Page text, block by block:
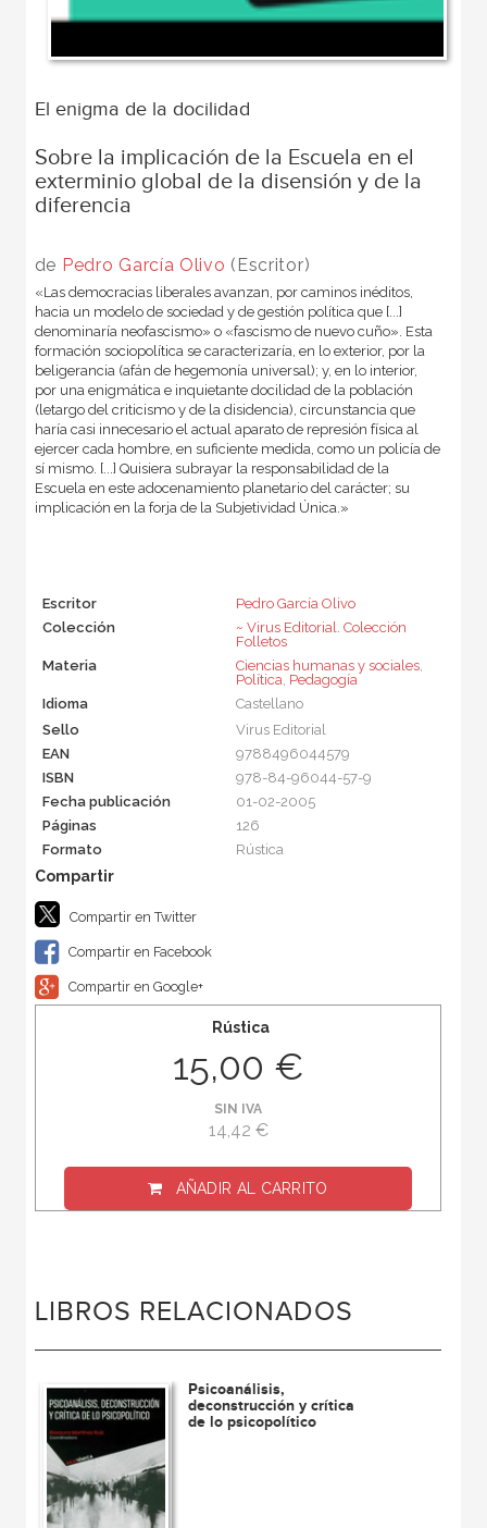
El enigma de la docilidad
Sobre la implicación de la Escuela en el
exterminio global de la disensión y de la
diferencia
de Pedro García Olivo (Escritor)
«Las democracias liberales avanzan, por caminos inéditos,
hacia un modelo de sociedad y de gestión política que [...]
denominaría neofascismo» o «fascismo de nuevo cuño». Esta
formación sociopolítica se caracterizaría, en lo exterior, por la
beligerancia (afán de hegemonía universal); y, en lo interior,
por una enigmática e inquietante docilidad de la población
(letargo del criticismo y de la disidencia), circunstancia que
haría casi innecesario el actual aparato de represión física al
ejercer cada hombre, en suficiente medida, como un policía de
sí mismo. [...] Quisiera subrayar la responsabilidad de la
Escuela en este adocenamiento planetario del carácter; su
implicación en la forja de la Subjetividad Única.»
Escritor
Pedro García Olivo
Colección
~ Virus Editorial. Colección
Folletos
Materia
Ciencias humanas y sociales,
Política Pedagogía
Idioma
Castellano
Sello
Virus Editorial
EAN
9788496044579
ISBN
978-84-96044-57-9
Fecha publicación
01-02-2005
Páginas
126
Formato
Rústica
Compartir en Twitter
Compartir en Facebook
Compartir en Google+
Rústica
15,00 €
SIN IVA
14,42 €
AÑADIR AL CARRITO
LIBROS RELACIONADOS
Psicoanálisis,
deconstrucción y crítica
de lo psicopolítico